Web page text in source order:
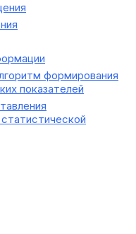
формирования
показателей